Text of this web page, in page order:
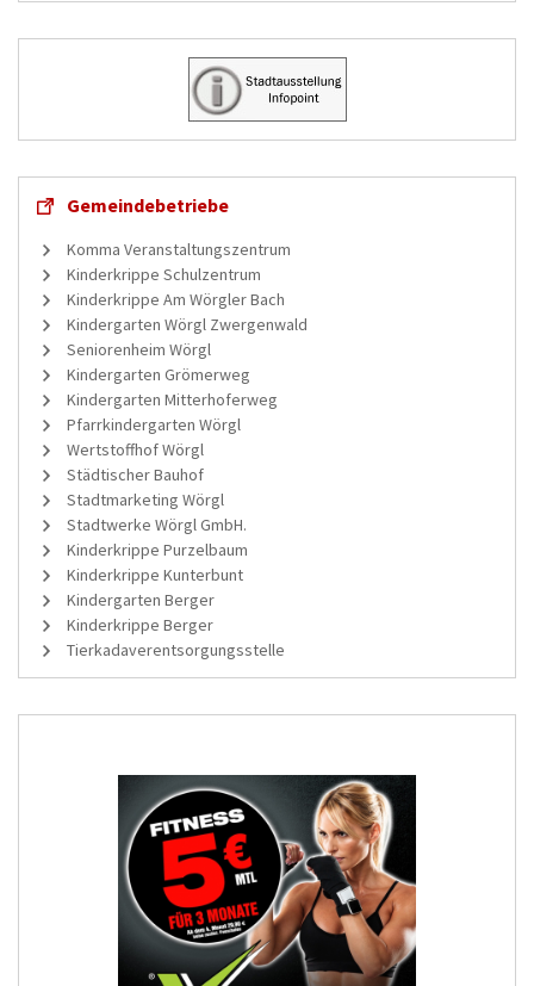
Gemeindebetriebe
Komma Veranstaltungszentrum
Kinderkrippe Schulzentrum
Kinderkrippe Am Wörgler Bach
Kindergarten Wörgl Zwergenwald
Seniorenheim Wörgl
Kindergarten Grömerweg
Kindergarten Mitterhoferweg
Pfarrkindergarten Wörgl
Wertstoffhof Wörgl
Städtischer Bauhof
Stadtmarketing Wörgl
Stadtwerke Wörgl GmbH.
Kinderkrippe Purzelbaum
Kinderkrippe Kunterbunt
Kindergarten Berger
Kinderkrippe Berger
Tierkadaverentsorgungsstelle